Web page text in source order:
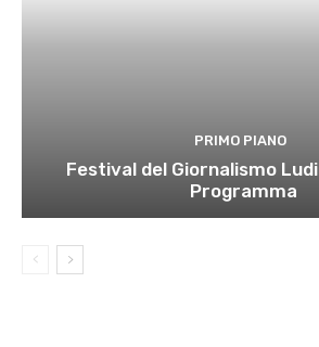
PRIMO PIANO
Festival del Giornalismo
Programma